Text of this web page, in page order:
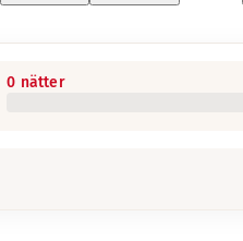
0 nätter